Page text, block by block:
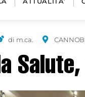
di m.ca.